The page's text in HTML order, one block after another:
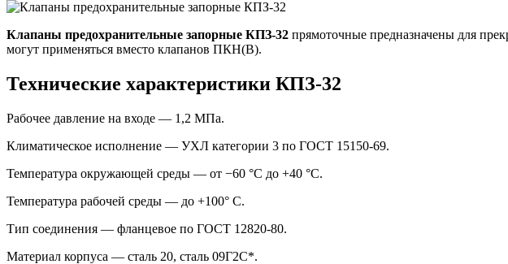
Клапаны предохранительные запорные КПЗ-32 прямоточные предназначены для
могут применяться вместо клапанов ПКН(В).
Технические характеристики КПЗ-32
Рабочее давление на входе — 1,2 MПа.
Климатическое исполнение — УХЛ категории 3 по ГОСТ 15150-69.
Температура окружающей среды — от −60 °C до +40 °С.
Температура рабочей среды — до +100° С.
Тип соединения — фланцевое по ГОСТ 12820-80.
Материал корпуса — сталь 20, сталь 09Г2С*.